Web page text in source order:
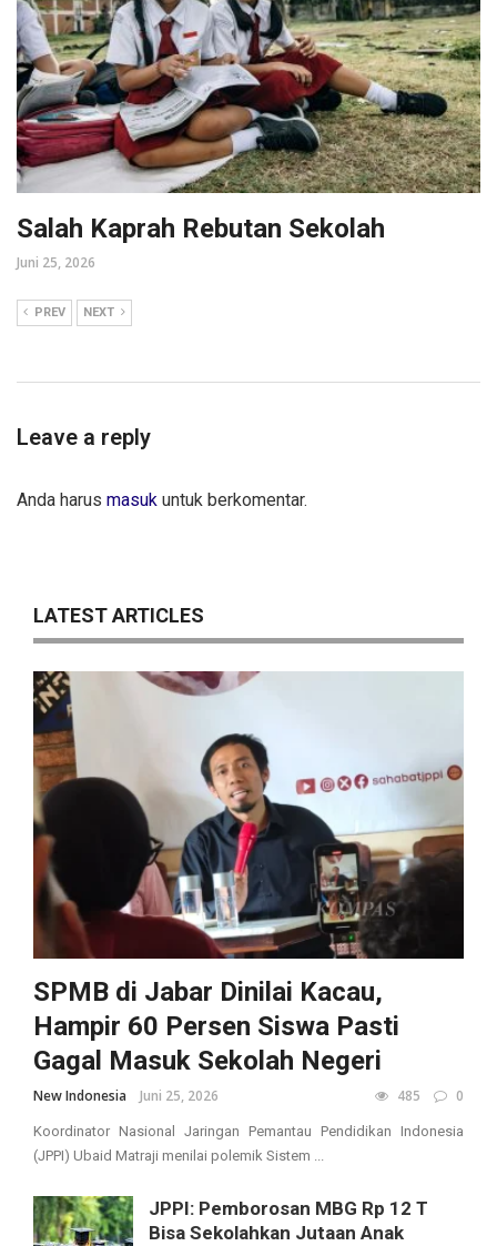
Salah Kaprah Rebutan Sekolah
Juni 25, 2026
PREV NEXT
Leave a reply
Anda harus masuk untuk berkomentar.
LATEST ARTICLES
SPMB di Jabar Dinilai Kacau,
Hampir 60 Persen Siswa Pasti
Gagal Masuk Sekolah Negeri
New Indonesia Juni 25, 2026 485 0
Koordinator Nasional Jaringan Pemantau Pendidikan Indonesia
(JPPI) Ubaid Matraji menilai polemik Sistem ...
JPPI: Pemborosan MBG Rp 12 T
Bisa Sekolahkan Jutaan Anak